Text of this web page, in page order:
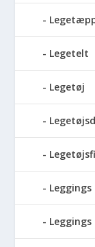
Legetelt
Legetøj
Leggings
Leggings